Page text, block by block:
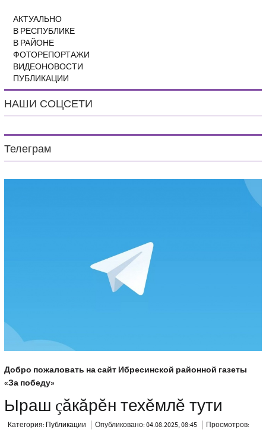
АКТУАЛЬНО
В РЕСПУБЛИКЕ
В РАЙОНЕ
ФОТОРЕПОРТАЖИ
ВИДЕОНОВОСТИ
ПУБЛИКАЦИИ
НАШИ СОЦСЕТИ
Телеграм
Добро пожаловать на сайт Ибресинской районной газеты
«За победу»
Ыраш çăкăрĕн техĕмлĕ тути
Категория: Публикации Опубликовано: 04.08.2025, 08:45
Просмотров: